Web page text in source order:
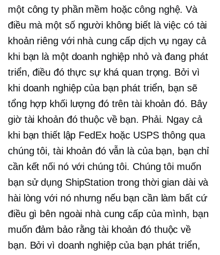
một công ty phần mềm hoặc công nghệ. Và
điều mà một số người không biết là việc có tài
khoản riêng với nhà cung cấp dịch vụ ngay cả
khi bạn là một doanh nghiệp nhỏ và đang phát
triển, điều đó thực sự khá quan trọng. Bởi vì
khi doanh nghiệp của bạn phát triển, bạn sẽ
tổng hợp khối lượng đó trên tài khoản đó. Bây
giờ tài khoản đó thuộc về bạn. Phải. Ngay cả
khi bạn thiết lập FedEx hoặc USPS thông qua
chúng tôi, tài khoản đó vẫn là của bạn, bạn chỉ
cần kết nối nó với chúng tôi. Chúng tôi muốn
bạn sử dụng ShipStation trong thời gian dài và
hài lòng với nó nhưng nếu bạn cần làm bất cứ
điều gì bên ngoài nhà cung cấp của mình, bạn
muốn đảm bảo rằng tài khoản đó thuộc về
bạn. Bởi vì doanh nghiệp của bạn phát triển,